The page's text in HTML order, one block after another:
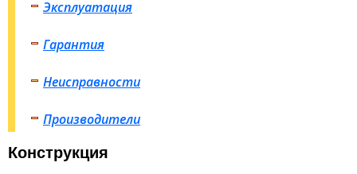
Эксплуатация
Гарантия
Неисправности
Производители
Конструкция